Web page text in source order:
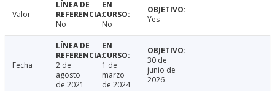
Valor
No
No Yes
Fecha
2 de
agosto
de 2021
1 de
marzo
de 2024
30 de
junio de
2026